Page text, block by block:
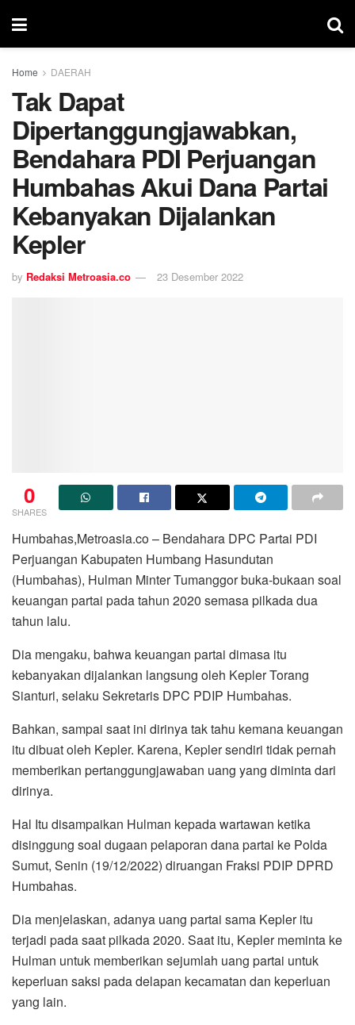
Home DAERAH
Tak Dapat
Dipertanggungjawabkan,
Bendahara PDI Perjuangan
Humbahas Akui Dana Partai
Kebanyakan Dijalankan
Kepler
by Redaksi Metroasia.co 23 Desember 2022
0
SHARES
Humbahas,Metroasia.co – Bendahara DPC Partai PDI
Perjuangan Kabupaten Humbang Hasundutan
(Humbahas), Hulman Minter Tumanggor buka-bukaan soal
keuangan partai pada tahun 2020 semasa pilkada dua
tahun lalu.
Dia mengaku, bahwa keuangan partai dimasa itu
kebanyakan dijalankan langsung oleh Kepler Torang
Sianturi, selaku Sekretaris DPC PDIP Humbahas.
Bahkan, sampai saat ini dirinya tak tahu kemana keuangan
itu dibuat oleh Kepler. Karena, Kepler sendiri tidak pernah
memberikan pertanggungjawaban uang yang diminta dari
dirinya.
Hal Itu disampaikan Hulman kepada wartawan ketika
disinggung soal dugaan pelaporan dana partai ke Polda
Sumut, Senin (19/12/2022) diruangan Fraksi PDIP DPRD
Humbahas.
Dia menjelaskan, adanya uang partai sama Kepler itu
terjadi pada saat pilkada 2020. Saat itu, Kepler meminta ke
Hulman untuk memberikan sejumlah uang partai untuk
keperluan saksi pada delapan kecamatan dan keperluan
yang lain.